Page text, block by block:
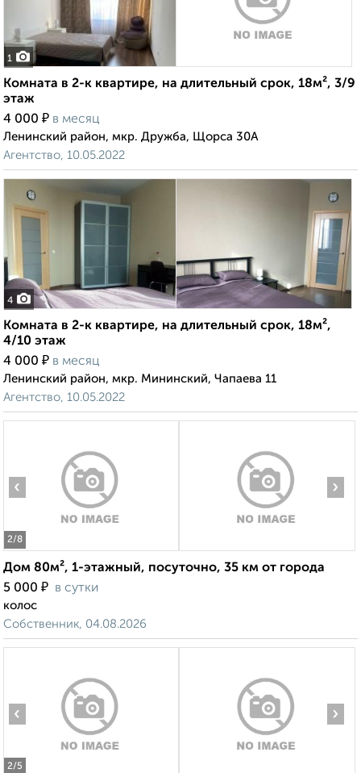
1
Комната в 2-к квартире, на длительный срок, 18м², 3/9
этаж
4 000 ₽ в месяц
Ленинский район, мкр. Дружба, Щорса 30А
Агентство, 10.05.2022
4
Комната в 2-к квартире, на длительный срок, 18м²,
4/10 этаж
4 000 ₽ в месяц
Ленинский район, мкр. Мининский, Чапаева 11
Агентство, 10.05.2022
2/8
‹ ›
Дом 80м², 1-этажный, посуточно, 35 км от города
5 000 ₽ в сутки
колос
Собственник, 04.08.2026
2/5
‹ ›